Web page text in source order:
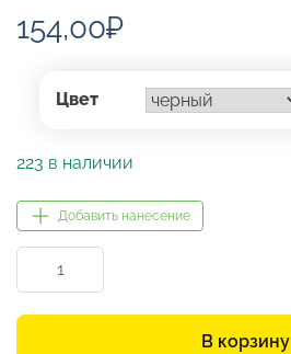
154,00₽
Цвет
223 в наличии
Добавить нанесение
Количество
товара
Ремешок
на
В корзину